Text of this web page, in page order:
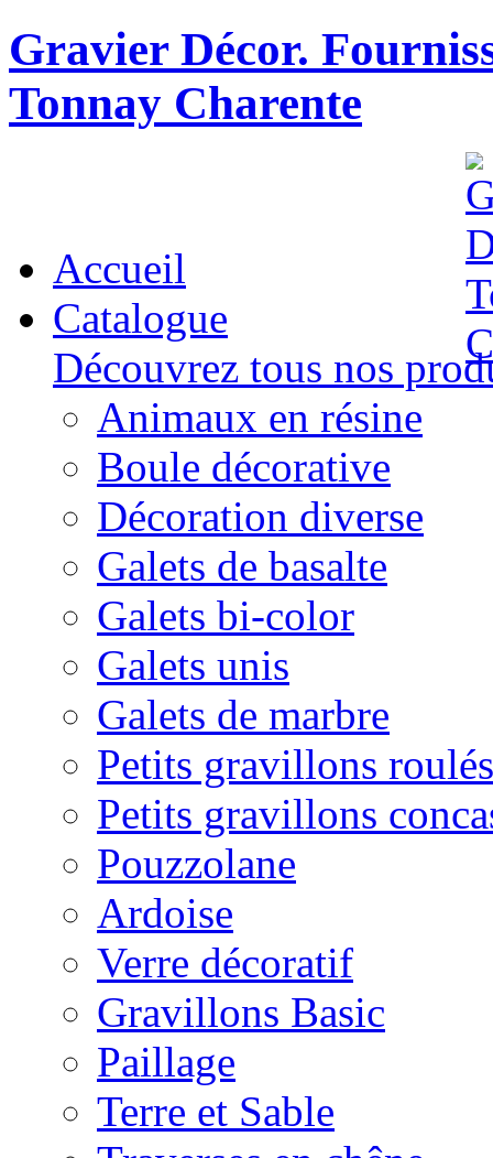
Gravier Décor.
Tonnay Charente
Accueil
Catalogue
Découvrez tous nos
Animaux en résine
Boule décorative
Décoration diverse
Galets de basalte
Galets bi-color
Galets unis
Galets de marbre
Petits gravillons roulés
Petits gravillons
Pouzzolane
Ardoise
Verre décoratif
Gravillons Basic
Paillage
Terre et Sable